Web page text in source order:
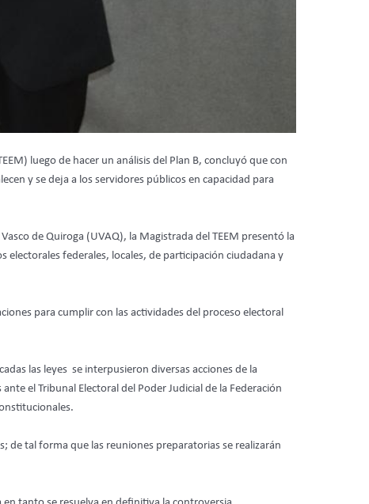
luego de hacer un análisis del Plan B, concluyó que con
y se deja a los servidores públicos en capacidad para
de Quiroga (UVAQ), la Magistrada del TEEM presentó la
electorales federales, locales, de participación ciudadana y
para cumplir con las actividades del proceso electoral
las leyes se interpusieron diversas acciones de la
el Tribunal Electoral del Poder Judicial de la Federación
de tal forma que las reuniones preparatorias se realizarán